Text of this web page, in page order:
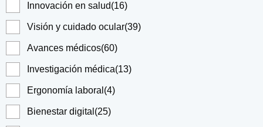
Innovación en salud(16)
Visión y cuidado ocular(39)
Avances médicos(60)
Investigación médica(13)
Ergonomía laboral (4)
Bienestar digital (25)